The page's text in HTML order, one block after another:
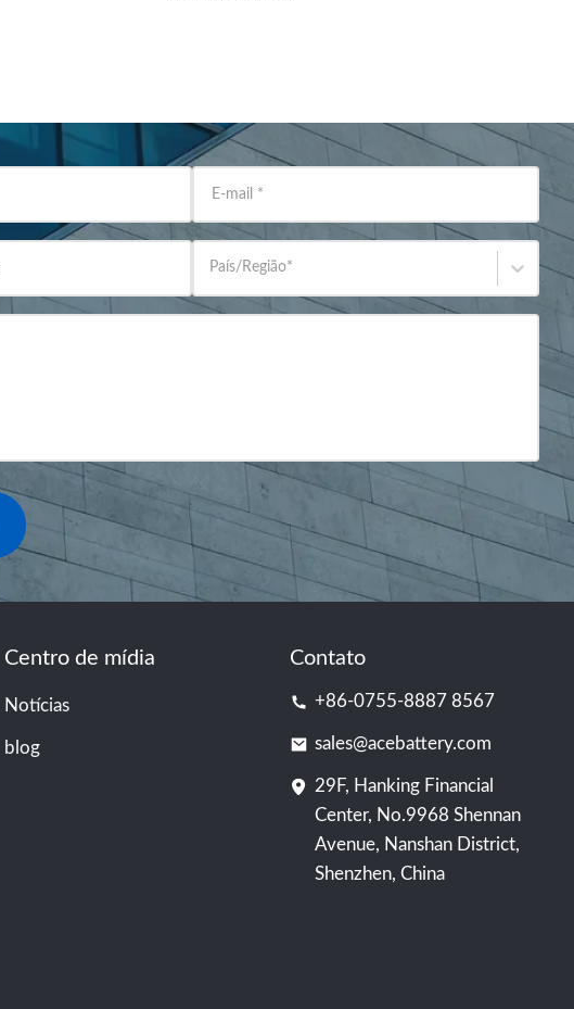
E-mail *
País/Região*
Centro de mídia
Notícias
blog
Contato
+86-0755-8887 8567
sales@acebattery.com
29F, Hanking Financial
Center, No.9968 Shennan
Avenue, Nanshan District,
Shenzhen, China